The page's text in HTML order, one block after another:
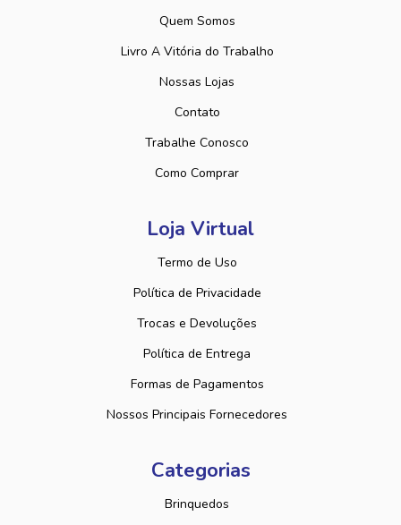
Quem Somos
Livro A Vitória do Trabalho
Nossas Lojas
Contato
Trabalhe Conosco
Como Comprar
Loja Virtual
Termo de Uso
Política de Privacidade
Trocas e Devoluções
Política de Entrega
Formas de Pagamentos
Nossos Principais Fornecedores
Categorias
Brinquedos